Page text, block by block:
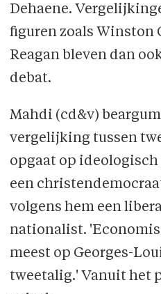
Dehaene.
figuren zoals Winston
Reagan bleven dan
debat.
Mahdi (cd&v)
vergelijking tussen
opgaat op
een
volgens hem een
nationalist.
meest op Georges-
tweetalig.' Vanuit het